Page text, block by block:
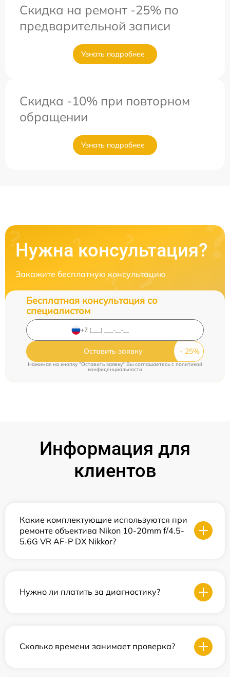
Скидка на ремонт -25% по
предварительной записи
Узнать подробнее
Скидка -10% при повторном
обращении
Узнать подробнее
Нужна консультация?
Закажите бесплатную консультацию
Бесплатная консультация со
специалистом
Оставить заявку
Нажимая на кнопку "Оставить заявку" Вы соглашаетесь cполитикой
конфиденциальности
Информация для
клиентов
Какие комплектующие используются при
ремонте объектива Nikon 10-20mm f/4.5-
5.6G VR AF-P DX Nikkor?
Нужно ли платить за диагностику?
Сколько времени занимает проверка?